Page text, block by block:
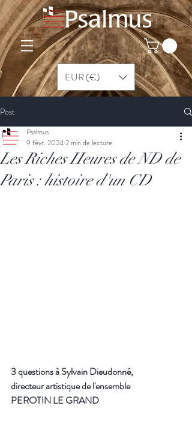
EUR (€)
Post
Les Riches Heures de ND de
Paris : histoire d'un CD
Psalmus
9 févr. 20242 min de lecture
3 questions à Sylvain Dieudonné,
directeur artistique de l'ensemble
PEROTIN LE GRAND